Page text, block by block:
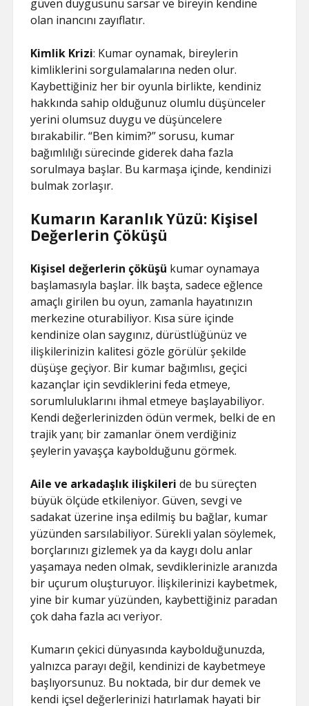
güven duygusunu sarsar ve bireyin kendine
olan inancını zayıflatır.
Kimlik Krizi: Kumar oynamak, bireylerin
kimliklerini sorgulamalarına neden olur.
Kaybettiğiniz her bir oyunla birlikte, kendiniz
hakkında sahip olduğunuz olumlu düşünceler
yerini olumsuz duygu ve düşüncelere
bırakabilir. “Ben kimim?” sorusu, kumar
bağımlılığı sürecinde giderek daha fazla
sorulmaya başlar. Bu karmaşa içinde, kendinizi
bulmak zorlaşır.
Kumarın Karanlık Yüzü: Kişisel
Değerlerin Çöküşü
Kişisel değerlerin çöküşü kumar oynamaya
başlamasıyla başlar. İlk başta, sadece eğlence
amaçlı girilen bu oyun, zamanla hayatınızın
merkezine oturabiliyor. Kısa süre içinde
kendinize olan saygınız, dürüstlüğünüz ve
ilişkilerinizin kalitesi gözle görülür şekilde
düşüşe geçiyor. Bir kumar bağımlısı, geçici
kazançlar için sevdiklerini feda etmeye,
sorumluluklarını ihmal etmeye başlayabiliyor.
Kendi değerlerinizden ödün vermek, belki de en
trajik yanı; bir zamanlar önem verdiğiniz
şeylerin yavaşça kaybolduğunu görmek.
Aile ve arkadaşlık ilişkileri de bu süreçten
büyük ölçüde etkileniyor. Güven, sevgi ve
sadakat üzerine inşa edilmiş bu bağlar, kumar
yüzünden sarsılabiliyor. Sürekli yalan söylemek,
borçlarınızı gizlemek ya da kaygı dolu anlar
yaşamaya neden olmak, sevdiklerinizle aranızda
bir uçurum oluşturuyor. İlişkilerinizi kaybetmek,
yine bir kumar yüzünden, kaybettiğiniz paradan
çok daha fazla acı veriyor.
Kumarın çekici dünyasında kaybolduğunuzda,
yalnızca parayı değil, kendinizi de kaybetmeye
başlıyorsunuz. Bu noktada, bir dur demek ve
kendi içsel değerlerinizi hatırlamak hayati bir